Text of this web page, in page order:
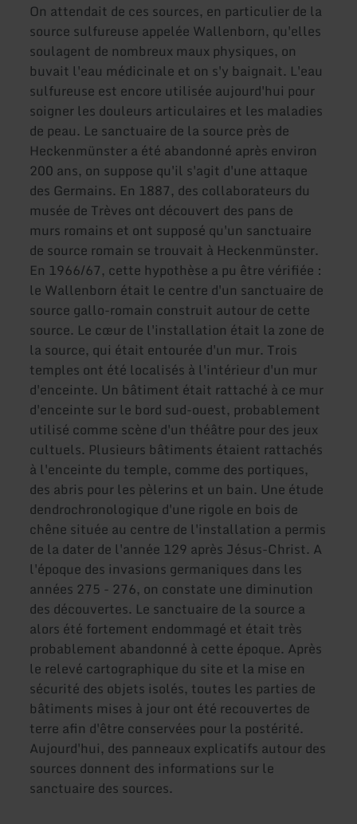
On attendait de ces sources, en particulier de la
source sulfureuse appelée Wallenborn, qu'elles
soulagent de nombreux maux physiques, on
buvait l'eau médicinale et on s'y baignait. L'eau
sulfureuse est encore utilisée aujourd'hui pour
soigner les douleurs articulaires et les maladies
de peau. Le sanctuaire de la source près de
Heckenmünster a été abandonné après environ
200 ans, on suppose qu'il s'agit d'une attaque
des Germains. En 1887, des collaborateurs du
musée de Trèves ont découvert des pans de
murs romains et ont supposé qu'un sanctuaire
de source romain se trouvait à Heckenmünster.
En 1966/67, cette hypothèse a pu être vérifiée :
le Wallenborn était le centre d'un sanctuaire de
source gallo-romain construit autour de cette
source. Le cœur de l'installation était la zone de
la source, qui était entourée d'un mur. Trois
temples ont été localisés à l'intérieur d'un mur
d'enceinte. Un bâtiment était rattaché à ce mur
d'enceinte sur le bord sud-ouest, probablement
utilisé comme scène d'un théâtre pour des jeux
cultuels. Plusieurs bâtiments étaient rattachés
à l'enceinte du temple, comme des portiques,
des abris pour les pèlerins et un bain. Une étude
dendrochronologique d'une rigole en bois de
chêne située au centre de l'installation a permis
de la dater de l'année 129 après Jésus-Christ. A
l'époque des invasions germaniques dans les
années 275 - 276, on constate une diminution
des découvertes. Le sanctuaire de la source a
alors été fortement endommagé et était très
probablement abandonné à cette époque. Après
le relevé cartographique du site et la mise en
sécurité des objets isolés, toutes les parties de
bâtiments mises à jour ont été recouvertes de
terre afin d'être conservées pour la postérité.
Aujourd'hui, des panneaux explicatifs autour des
sources donnent des informations sur le
sanctuaire des sources.